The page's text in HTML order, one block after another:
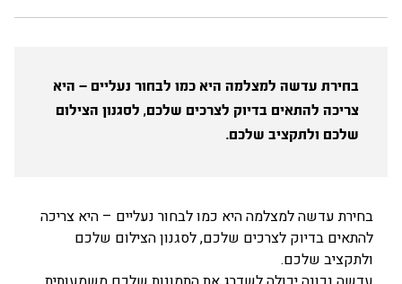
בחירת עדשה למצלמה היא כמו לבחור נעליים – היא
צריכה להתאים בדיוק לצרכים שלכם, לסגנון הצילום
שלכם ולתקציב שלכם.
בחירת עדשה למצלמה היא כמו לבחור נעליים – היא צריכה
להתאים בדיוק לצרכים שלכם, לסגנון הצילום שלכם
ולתקציב שלכם.